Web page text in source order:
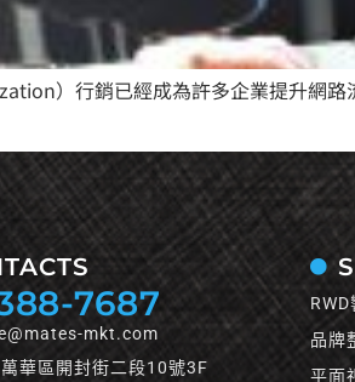
）行銷已經成為許多企業提升網
7687
mkt.com
華區開封街二段10號3F
品牌
平面